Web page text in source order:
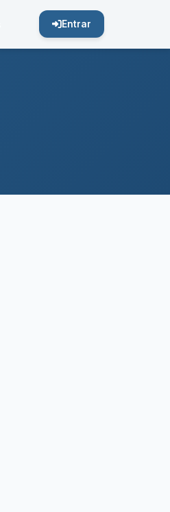
Entrar